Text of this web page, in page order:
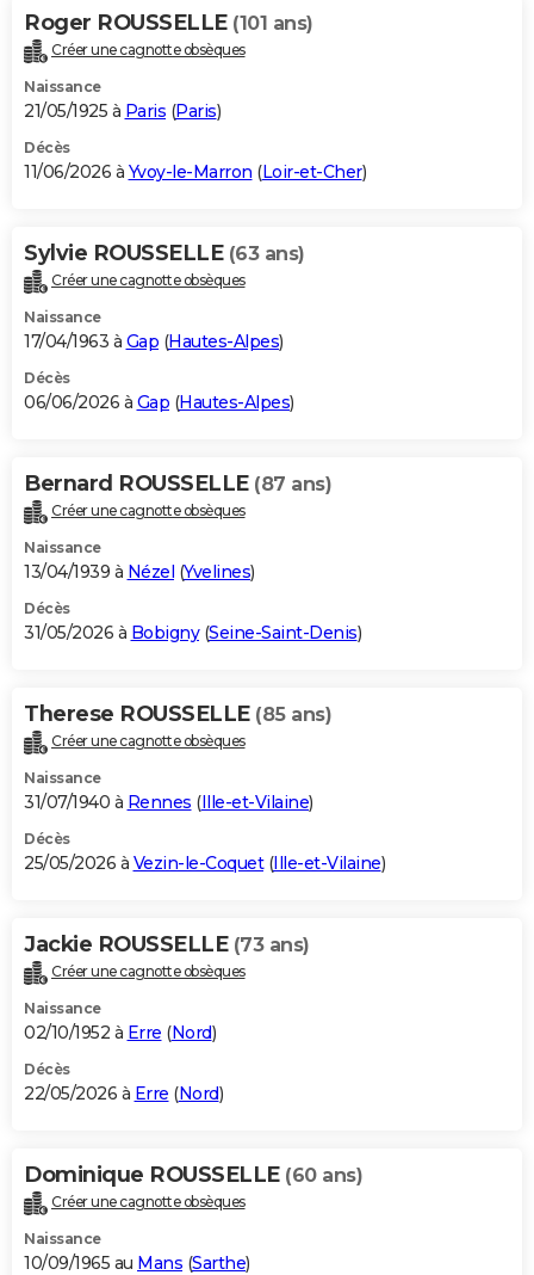
Roger ROUSSELLE (101 ans)
Créer une cagnotte obsèques
Naissance
21/05/1925 à Paris (Paris)
Décès
11/06/2026 à Yvoy-le-Marron (Loir-et-Cher)
Sylvie ROUSSELLE (63 ans)
Créer une cagnotte obsèques
Naissance
17/04/1963 à Gap (Hautes-Alpes)
Décès
06/06/2026 à Gap (Hautes-Alpes)
Bernard ROUSSELLE (87 ans)
Créer une cagnotte obsèques
Naissance
13/04/1939 à Nézel (Yvelines)
Décès
31/05/2026 à Bobigny(Seine-Saint-Denis)
Therese ROUSSELLE (85 ans)
Créer une cagnotte obsèques
Naissance
31/07/1940 à Rennes (Ille-et-Vilaine)
Décès
25/05/2026 à Vezin-le-Coquet(Ille-et-Vilaine)
Jackie ROUSSELLE (73 ans)
Créer une cagnotte obsèques
Naissance
02/10/1952 à Erre (Nord)
Décès
22/05/2026 à Erre (Nord)
Dominique ROUSSELLE (60 ans)
Créer une cagnotte obsèques
Naissance
10/09/1965 au Mans (Sarthe)